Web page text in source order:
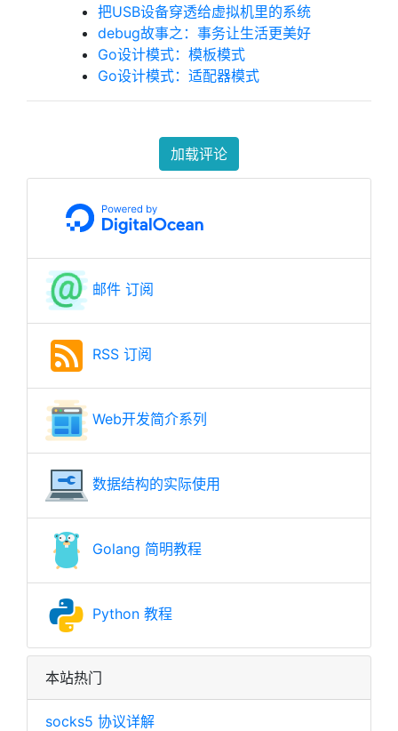
把USB设备穿透给虚拟机里的系统
debug故事之：事务让生活更美好
Go设计模式：模板模式
Go设计模式：适配器模式
加载评论
邮件 订阅
RSS 订阅
Web开发简介系列
数据结构的实际使用
Golang 简明教程
Python 教程
本站热门
socks5 协议详解